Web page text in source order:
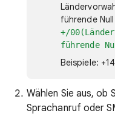
führende
+/
führende
Beispiele:
Wählen Sie aus, ob
Sprachanruf oder